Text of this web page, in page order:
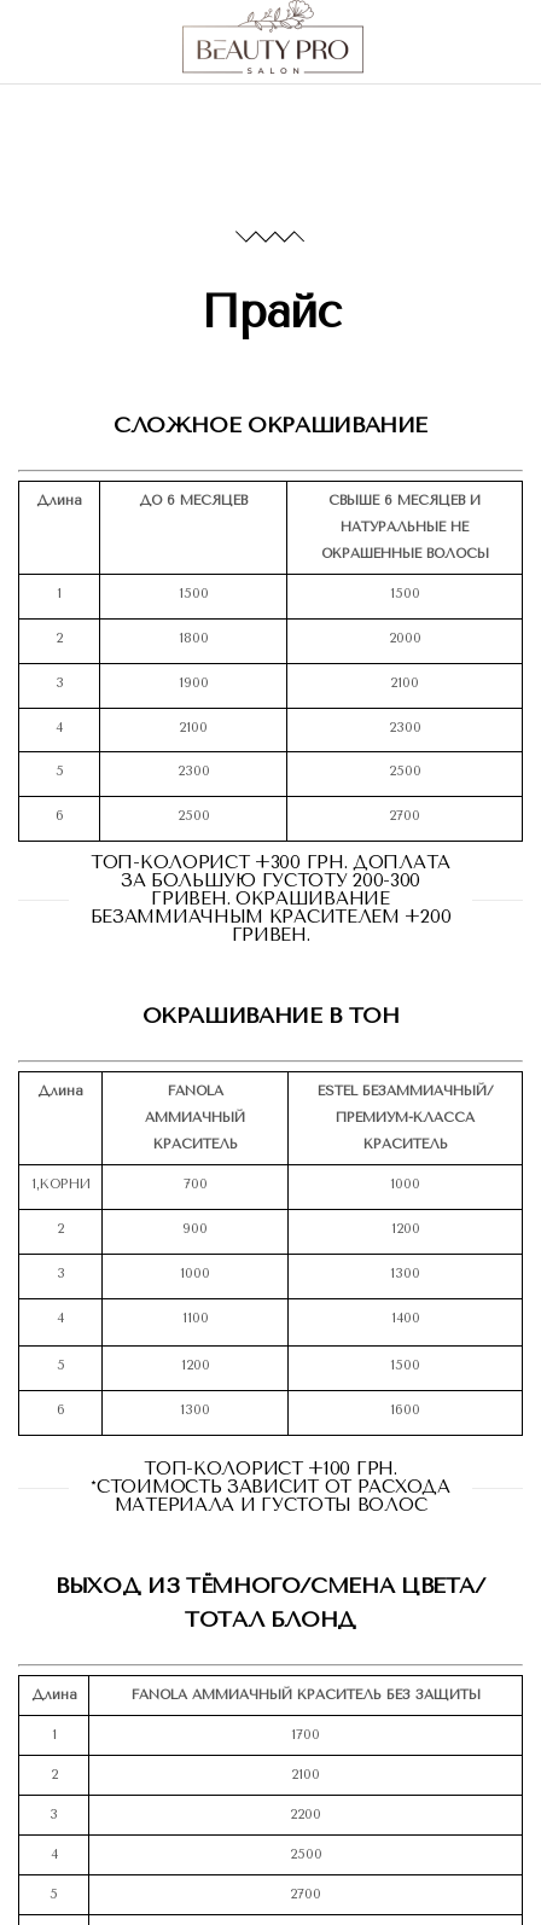
Прайс
СЛОЖНОЕ ОКРАШИВАНИЕ
Длина ДО 6 МЕСЯЦЕВ
СВЫШЕ 6 МЕСЯЦЕВ И
НАТУРАЛЬНЫЕ НЕ
ОКРАШЕННЫЕ ВОЛОСЫ
1 1500 1500
2 1800 2000
3 1900 2100
4 2100 2300
5 2300 2500
6 2500 2700
ТОП-КОЛОРИСТ +300 ГРН. ДОПЛАТА
ЗА БОЛЬШУЮ ГУСТОТУ 200-300
ГРИВЕН. ОКРАШИВАНИЕ
БЕЗАММИАЧНЫМ КРАСИТЕЛЕМ +200
ГРИВЕН.
ОКРАШИВАНИЕ В ТОН
Длина
FANOLA
АММИАЧНЫЙ
КРАСИТЕЛЬ
ESTEL БЕЗАММИАЧНЫЙ/
ПРЕМИУМ-КЛАССА
КРАСИТЕЛЬ
1,КОРНИ 700 1000
2 900 1200
3 1000 1300
4 1100 1400
5 1200 1500
6 1300 1600
ТОП-КОЛОРИСТ +100 ГРН.
*СТОИМОСТЬ ЗАВИСИТ ОТ РАСХОДА
МАТЕРИАЛА И ГУСТОТЫ ВОЛОС
ВЫХОД ИЗ ТЁМНОГО/CМЕНА ЦВЕТА/
ТОТАЛ БЛОНД
Длина FANOLA АММИАЧНЫЙ КРАСИТЕЛЬ БЕЗ ЗАЩИТЫ
1 1700
2 2100
3 2200
4 2500
5 2700